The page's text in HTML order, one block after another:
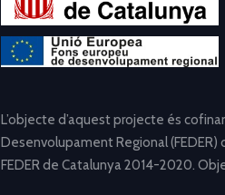
L’objecte d’aquest projecte és
Desenvolupament Regional (FEDER)
FEDER de Catalunya 2014-2020.